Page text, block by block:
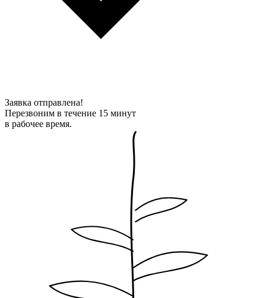
Заявка отправлена!
Перезвоним в течение 15 минут
в рабочее время.